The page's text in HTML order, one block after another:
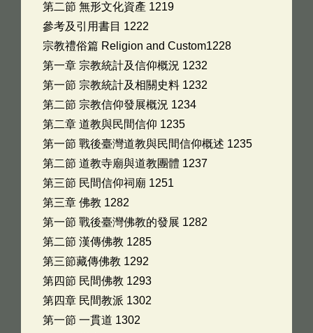
第二節 無形文化資產 1219
參考及引用書目 1222
宗教禮俗篇 Religion and Custom1228
第一章 宗教統計及信仰概況 1232
第一節 宗教統計及相關史料 1232
第二節 宗教信仰發展概況 1234
第二章 道教與民間信仰 1235
第一節 戰後臺灣道教與民間信仰概述 1235
第二節 道教寺廟與道教團體 1237
第三節 民間信仰祠廟 1251
第三章 佛教 1282
第一節 戰後臺灣佛教的發展 1282
第二節 漢傳佛教 1285
第三節藏傳佛教 1292
第四節 民間佛教 1293
第四章 民間教派 1302
第一節 一貫道 1302